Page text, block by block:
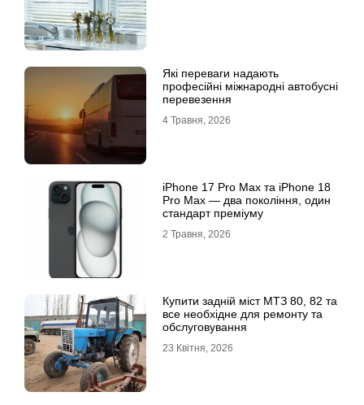
Які переваги надають
професійні міжнародні автобусні
перевезення
4 Травня, 2026
iРhone 17 Рro Мax та iРhone 18
Рro Мax — два покоління, один
стандарт преміуму
2 Травня, 2026
Купити задній міст МТЗ 80, 82 та
все необхідне для ремонту та
обслуговування
23 Квітня, 2026